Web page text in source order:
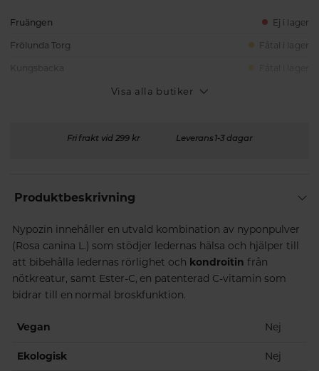
Fruängen Ej i lager
Frölunda Torg Fåtal i lager
Visa alla butiker
Fri frakt vid 299 kr Leverans 1-3 dagar
Produktbeskrivning
Nypozin innehåller en utvald kombination av nyponpulver
(Rosa canina L.) som stödjer ledernas hälsa och hjälper till
att bibehålla ledernas rörlighet och kondroitin från
nötkreatur, samt Ester-C, en patenterad C-vitamin som
bidrar till en normal broskfunktion.
Vegan Nej
Ekologisk Nej